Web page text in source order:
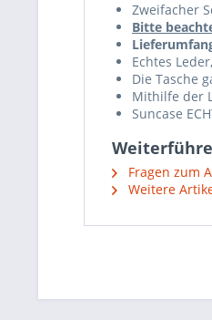
Zweifacher
Bitte
Echtes
Die Tasche
Mithilfe der
Suncase
Fragen zum
Weitere